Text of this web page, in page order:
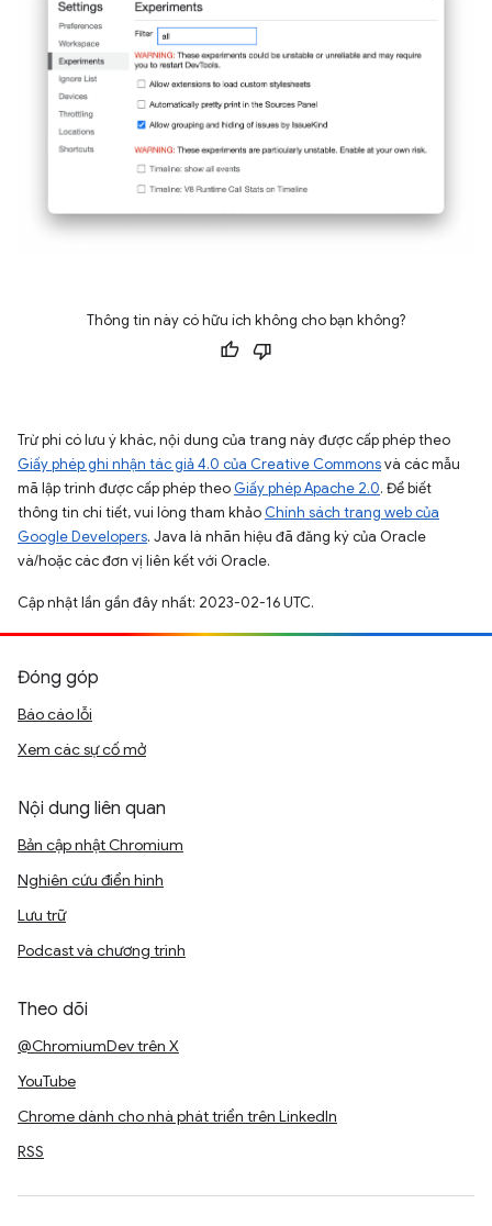
Thông tin này có hữu ích không cho bạn không?
Trừ phi có lưu ý khác, nội dung của trang này được cấp phép theo
Giấy phép ghi nhận tác giả 4.0 của Creative Commonsvà các mẫu
mã lập trình được cấp phép theo Giấy phép Apache 2.0. Để biết
thông tin chi tiết, vui lòng tham khảo Chính sách trang web của
Google Developers. Java là nhãn hiệu đã đăng ký của Oracle
và/hoặc các đơn vị liên kết với Oracle.
Cập nhật lần gần đây nhất: 2023-02-16 UTC.
Đóng góp
Báo cáo lỗi
Xem các sự cố mở
Nội dung liên quan
Bản cập nhật Chromium
Nghiên cứu điển hình
Lưu trữ
Podcast và chương trình
Theo dõi
@ChromiumDev trên X
YouTube
Chrome dành cho nhà phát triển trên LinkedIn
RSS